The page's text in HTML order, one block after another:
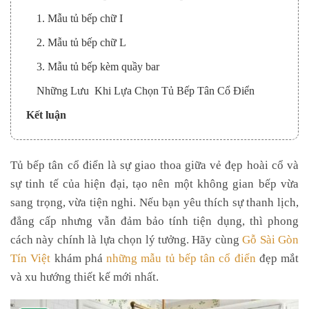
1. Mẫu tủ bếp chữ I
2. Mẫu tủ bếp chữ L
3. Mẫu tủ bếp kèm quầy bar
Những Lưu Khi Lựa Chọn Tủ Bếp Tân Cổ Điển
Kết luận
Tủ bếp tân cổ điển là sự giao thoa giữa vẻ đẹp hoài cổ và
sự tinh tế của hiện đại, tạo nên một không gian bếp vừa
sang trọng, vừa tiện nghi. Nếu bạn yêu thích sự thanh lịch,
đẳng cấp nhưng vẫn đảm bảo tính tiện dụng, thì phong
cách này chính là lựa chọn lý tưởng. Hãy cùngGỗ Sài Gòn
Tín Việt khám phá những mẫu tủ bếp tân cổ điển đẹp mắt
và xu hướng thiết kế mới nhất.